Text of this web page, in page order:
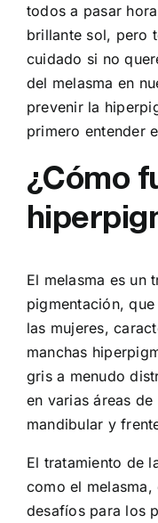
todos a pasar
brillante sol, pero
cuidado si no
del melasma en
prevenir la
primero entender
¿Cómo
El melasma es un
pigmentación,
las mujeres,
manchas
gris a menudo
en varias áreas
mandibular y
El tratamiento de
como el
desafíos para los